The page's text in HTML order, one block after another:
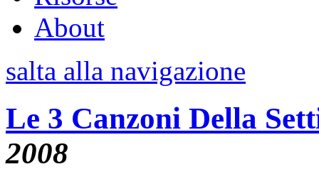
About
salta alla navigazione
Le 3 Canzoni Della
2008